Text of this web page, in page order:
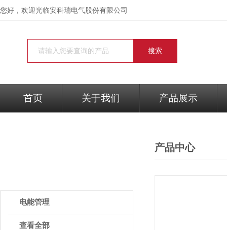
您好，欢迎光临安科瑞电气股份有限公司
首页 关于我们 产品展示
电能管理
查看全部
产品中心